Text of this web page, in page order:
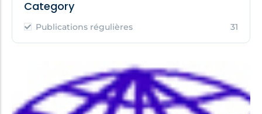
Category
Publications régulières 31